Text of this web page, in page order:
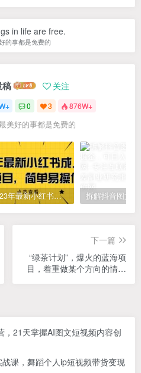
in life are free.
的事都是免费的
稿 关注
0 3 876W+
美好的事都是免费的
2023年最新小红书成人电商项目，简单易操作【详细教程】
下一篇
“绿茶计划”，爆火的蓝海项
目，着重做某个方向的情感
21天掌握AI图文短视频内容创
课，舞蹈个人ip短视频带货变现